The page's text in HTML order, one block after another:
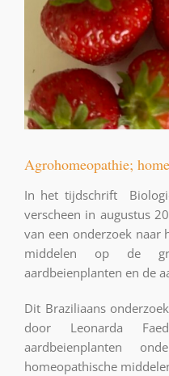
Agrohomeopathie;
In het tijdschrift
verscheen in augustus
van een onderzoek naar
middelen op de
aardbeienplanten en de
Dit Braziliaans
door Leonarda
aardbeienplanten
homeopathische